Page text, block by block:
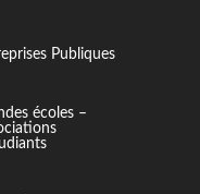
Publiques
écoles –